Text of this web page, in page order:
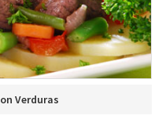
Verduras